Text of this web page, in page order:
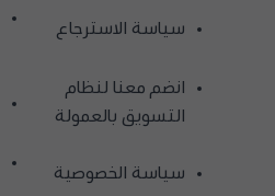
سياسة الاسترجاع
انضم معنا لنظام
التسويق بالعمولة
سياسة الخصوصية